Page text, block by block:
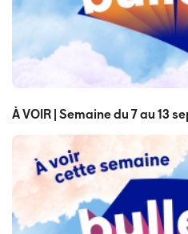
À VOIR | Semaine du 7 au 13